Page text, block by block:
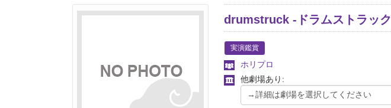
drumstruck -ドラムストラック
実演鑑賞
ホリプロ
他劇場あり: